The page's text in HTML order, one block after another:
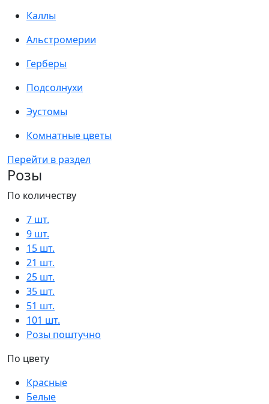
Каллы
Альстромерии
Герберы
Подсолнухи
Эустомы
Комнатные цветы
Перейти в раздел
Розы
По количеству
7 шт.
9 шт.
15 шт.
21 шт.
25 шт.
35 шт.
51 шт.
101 шт.
Розы поштучно
По цвету
Красные
Белые